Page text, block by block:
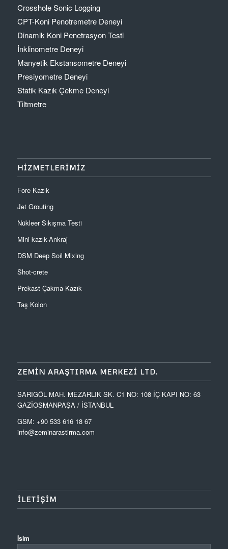
Crosshole Sonic Logging
CPT-Koni Penotremetre Deneyi
Dinamik Koni Penetrasyon Testi
İnklinometre Deneyi
Manyetik Ekstansometre Deneyi
Presiyometre Deneyi
Statik Kazık Çekme Deneyi
Tiltmetre
HİZMETLERİMİZ
Fore Kazık
Jet Grouting
Nükleer Sıkışma Testi
Mini kazık-Ankraj
DSM Deep Soil Mixing
Shot-crete
Prekast Çakma Kazık
Taş Kolon
ZEMIN ARAŞTIRMA MERKEZI LTD.
SARIGÖL MAH. MEZARLIK SK. C1 NO: 108 İÇ KAPI NO: 63
GAZİOSMANPAŞA / İSTANBUL
GSM: +90 533 616 18 67
info@zeminarastirma.com
ILETIŞIM
İsim